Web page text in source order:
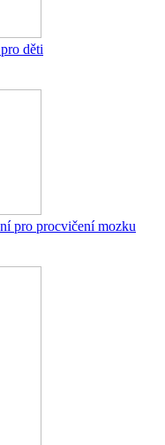
děti
pro procvičení mozku